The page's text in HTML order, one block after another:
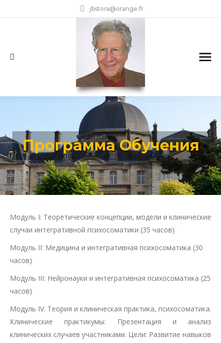
jbstora@orange.fr
Search:
Программа Обучения
Модуль I: Теоретические концепции, модели и клинические
случаи интегративной психосоматики (35 часов)
Модуль II: Медицина и интегративная психосоматика (30
часов)
Модуль III: Нейронауки и интегративная психосоматика (25
часов)
Модуль IV: Теория и клиническая практика, психосоматика.
Клинические практикумы: Презентация и анализ
клинических случаев участниками. Цели: Развитие навыков